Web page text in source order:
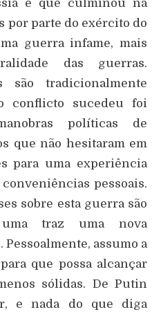
e que culminou na
por parte do exército do
guerra infame, mais
das guerras.
são tradicionalmente
conflicto sucedeu foi
políticas de
que não hesitaram em
para uma experiência
pessoais.
sobre esta guerra são
traz uma nova
assumo a
que possa alcançar
sólidas. De Putin
e nada do que diga